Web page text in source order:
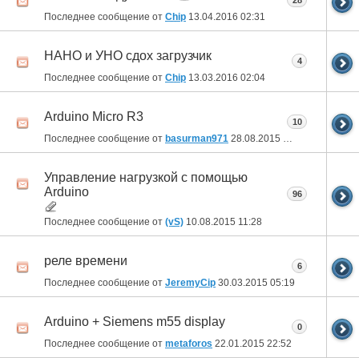
Последнее сообщение от Chip 13.04.2016 02:31
НАНО и УНО сдох загрузчик
Последнее сообщение от Chip 13.03.2016 02:04
4
Arduino Micro R3
Последнее сообщение от basurman971 28.08.2015
10
Управление нагрузкой с помощью
Arduino
Последнее сообщение от (vS) 10.08.2015 11:28
96
реле времени
Последнее сообщение от JeremyCip 30.03.2015 05:19
6
Arduino + Siemens m55 display
Последнее сообщение от metaforos 22.01.2015 22:52
0